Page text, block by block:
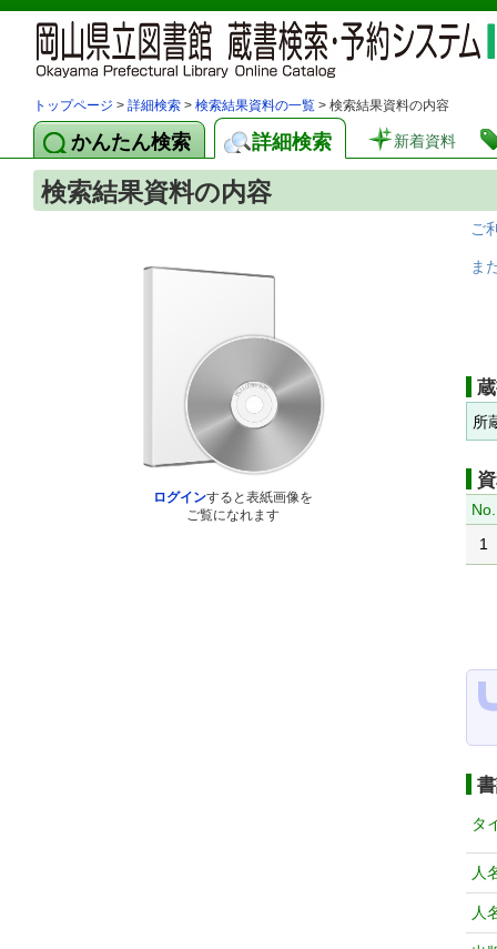
トップページ > 詳細検索 > 検索結果資料の一覧 > 検索結果資料の内容
かんたん検索 詳細検索 新着資料
検索結果資料の内容
ログインすると表紙画像を
ご覧になれます
ご
ま
所
No.
1
タ
人
人